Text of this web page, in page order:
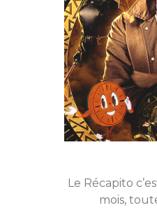
Le Récapito
mois,